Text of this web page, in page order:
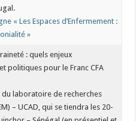
« Les Espaces d’Enfermement :
»
: quels enjeux
politiques pour le Franc CFA
laboratoire de recherches
– UCAD, qui se tiendra les 20-